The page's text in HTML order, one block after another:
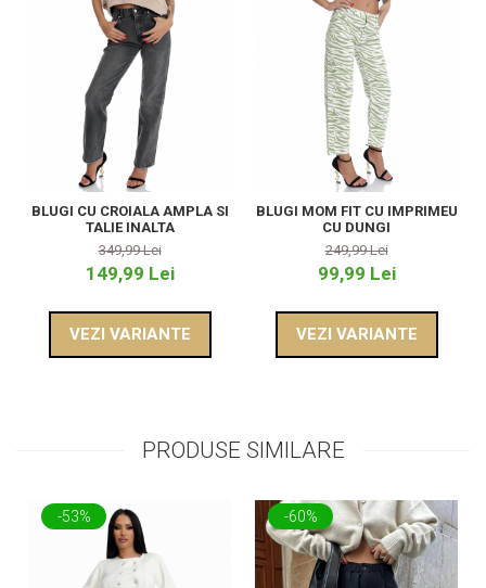
BLUGI CU CROIALA AMPLA SI
TALIE INALTA
349,99 Lei
149,99 Lei
VEZI VARIANTE
BLUGI MOM FIT CU IMPRIMEU
CU DUNGI
249,99 Lei
99,99 Lei
VEZI VARIANTE
PRODUSE SIMILARE
-53% -60%